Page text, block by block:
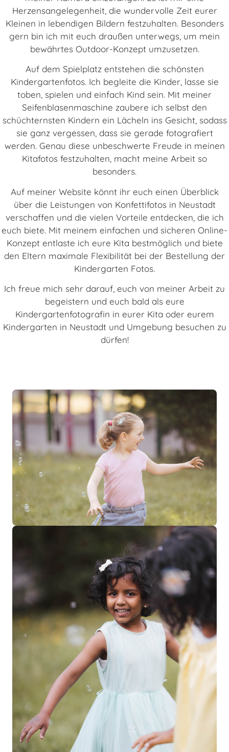
Herzensangelegenheit, die wundervolle Zeit eurer
Kleinen in lebendigen Bildern festzuhalten. Besonders
gern bin ich mit euch draußen unterwegs, um mein
bewährtes Outdoor-Konzept umzusetzen.
Auf dem Spielplatz entstehen die schönsten
Kindergartenfotos. Ich begleite die Kinder, lasse sie
toben, spielen und einfach Kind sein. Mit meiner
Seifenblasenmaschine zaubere ich selbst den
schüchternsten Kindern ein Lächeln ins Gesicht, sodass
sie ganz vergessen, dass sie gerade fotografiert
werden. Genau diese unbeschwerte Freude in meinen
Kitafotos festzuhalten, macht meine Arbeit so
besonders.
Auf meiner Website könnt ihr euch einen Überblick
über die Leistungen von Konfettifotos in Neustadt
verschaffen und die vielen Vorteile entdecken, die ich
euch biete. Mit meinem einfachen und sicheren Online-
Konzept entlaste ich eure Kita bestmöglich und biete
den Eltern maximale Flexibilität bei der Bestellung der
Kindergarten Fotos.
Ich freue mich sehr darauf, euch von meiner Arbeit zu
begeistern und euch bald als eure
Kindergartenfotografin in eurer Kita oder eurem
Kindergarten in Neustadt und Umgebung besuchen zu
dürfen!